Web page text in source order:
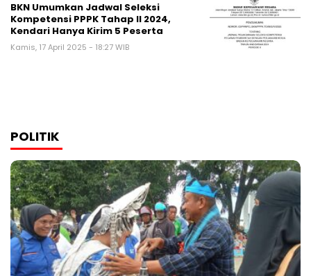
BKN Umumkan Jadwal Seleksi
Kompetensi PPPK Tahap II 2024,
Kendari Hanya Kirim 5 Peserta
Kamis, 17 April 2025 - 18:27 WIB
POLITIK